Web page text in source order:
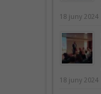
18 juny 2024
18 juny 2024